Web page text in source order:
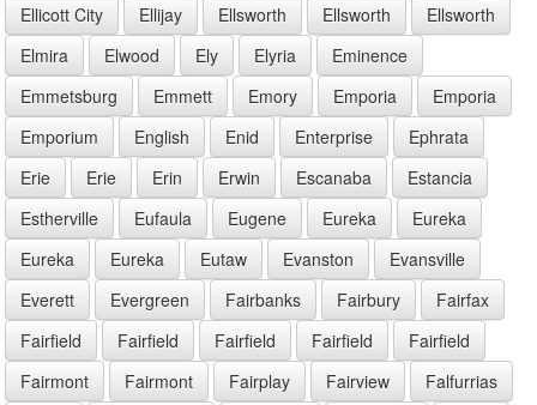
Ellicott City
Ellijay Ellsworth Ellsworth
Ellsworth
Elmira
Elwood Ely Elyria
Eminence
Emmetsburg
Emmett Emory Emporia
Emporia
Emporium
English Enid Enterprise
Ephrata
Erie
Erie Erin Erwin Escanaba
Estancia
Estherville
Eufaula Eugene Eureka
Eureka
Eureka
Eureka Eutaw Evanston
Evansville
Everett
Evergreen Fairbanks Fairbury
Fairfax
Fairfield
Fairfield Fairfield Fairfield
Fairfield
Fairmont
Fairmont Fairplay Fairview Falfurrias